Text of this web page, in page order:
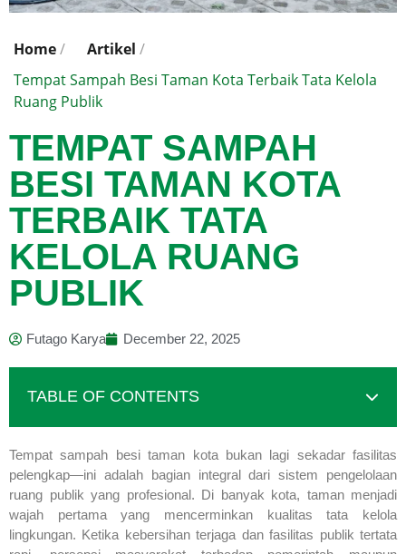
Home/ Artikel /
Tempat Sampah Besi Taman Kota Terbaik Tata Kelola
Ruang Publik
TEMPAT SAMPAH
BESI TAMAN KOTA
TERBAIK TATA
KELOLA RUANG
PUBLIK
Futago Karya December 22, 2025
TABLE OF CONTENTS
Tempat sampah besi taman kota bukan lagi sekadar fasilitas
pelengkap—ini adalah bagian integral dari sistem pengelolaan
ruang publik yang profesional. Di banyak kota, taman menjadi
wajah pertama yang mencerminkan kualitas tata kelola
lingkungan. Ketika kebersihan terjaga dan fasilitas publik tertata